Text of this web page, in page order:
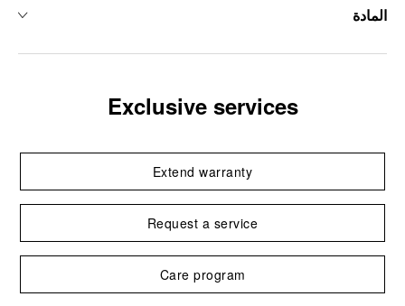
المادة
Exclusive services
Extend warranty
Request a service
Care program